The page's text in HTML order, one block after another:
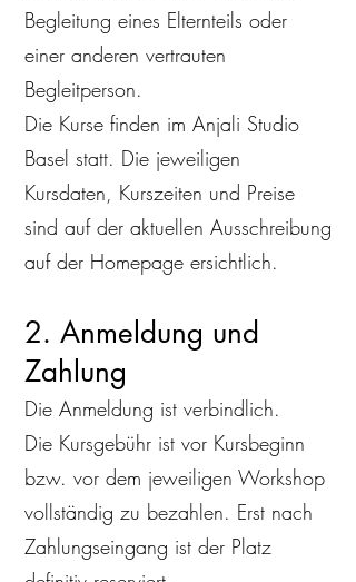
Begleitung eines Elternteils oder
einer anderen vertrauten
Begleitperson.
Die Kurse finden im Anjali Studio
Basel statt. Die jeweiligen
Kursdaten, Kurszeiten und Preise
sind auf der aktuellen Ausschreibung
auf der Homepage ersichtlich.
2. Anmeldung und
Zahlung
Die Anmeldung ist verbindlich.
Die Kursgebühr ist vor Kursbeginn
bzw. vor dem jeweiligen Workshop
vollständig zu bezahlen. Erst nach
Zahlungseingang ist der Platz